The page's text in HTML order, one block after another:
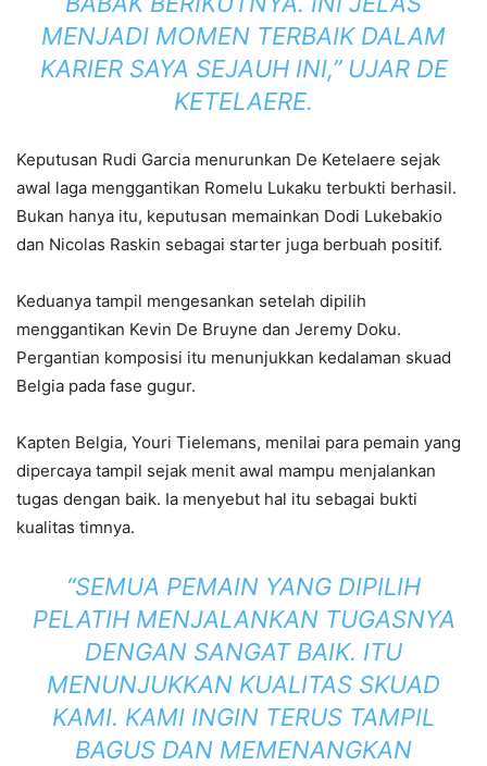
MENJADI MOMEN TERBAIK DALAM
KARIER SAYA SEJAUH INI,” UJAR DE
KETELAERE.
Keputusan Rudi Garcia menurunkan De Ketelaere sejak
awal laga menggantikan Romelu Lukaku terbukti berhasil.
Bukan hanya itu, keputusan memainkan Dodi Lukebakio
dan Nicolas Raskin sebagai starter juga berbuah positif.
Keduanya tampil mengesankan setelah dipilih
menggantikan Kevin De Bruyne dan Jeremy Doku.
Pergantian komposisi itu menunjukkan kedalaman skuad
Belgia pada fase gugur.
Kapten Belgia, Youri Tielemans, menilai para pemain yang
dipercaya tampil sejak menit awal mampu menjalankan
tugas dengan baik. Ia menyebut hal itu sebagai bukti
kualitas timnya.
“SEMUA PEMAIN YANG DIPILIH
PELATIH MENJALANKAN TUGASNYA
DENGAN SANGAT BAIK. ITU
MENUNJUKKAN KUALITAS SKUAD
KAMI. KAMI INGIN TERUS TAMPIL
BAGUS DAN MEMENANGKAN